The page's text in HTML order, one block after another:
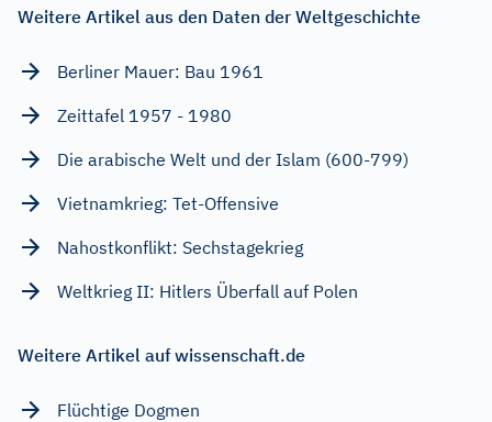
Weitere Artikel aus den Daten der Weltgeschichte
Berliner Mauer: Bau 1961
Zeittafel 1957 - 1980
Die arabische Welt und der Islam (600-799)
Vietnamkrieg: Tet-Offensive
Nahostkonflikt: Sechstagekrieg
Weltkrieg II: Hitlers Überfall auf Polen
Weitere Artikel auf wissenschaft.de
Flüchtige Dogmen